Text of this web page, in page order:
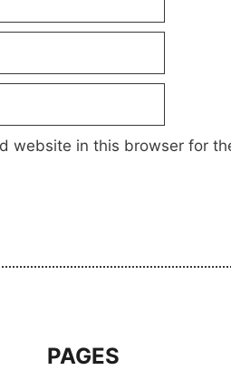
website in this browser for
PAGES